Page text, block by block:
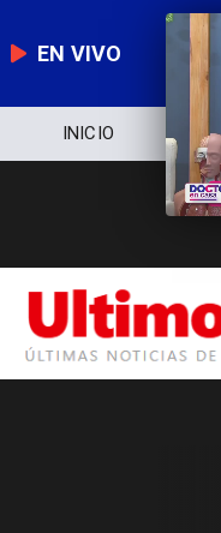
EN VIVO
INICIO